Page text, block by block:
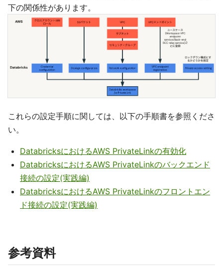
下の関係性があります。
これらの設定手順に関しては、以下の手順書を参照くださ
い。
DatabricksにおけるAWS PrivateLinkの有効化
DatabricksにおけるAWS PrivateLinkのバックエンド
接続の設定(実践編)
DatabricksにおけるAWS PrivateLinkのフロントエン
ド接続の設定(実践編)
参考資料